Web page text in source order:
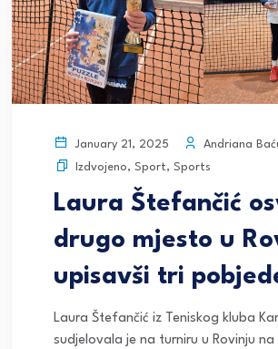
January 21, 2025
Andriana
Izdvojeno, Sport, Sports
Laura Štefančić
drugo mjesto u
upisavši tri
Laura Štefančić iz Teniskog kluba
sudjelovala je na turniru u Rovinju na